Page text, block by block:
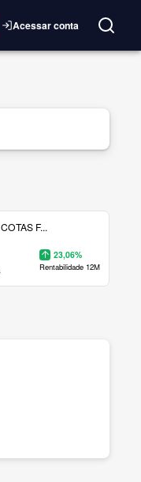
Acessar conta
F...
23,06%
Rentabilidade 12M